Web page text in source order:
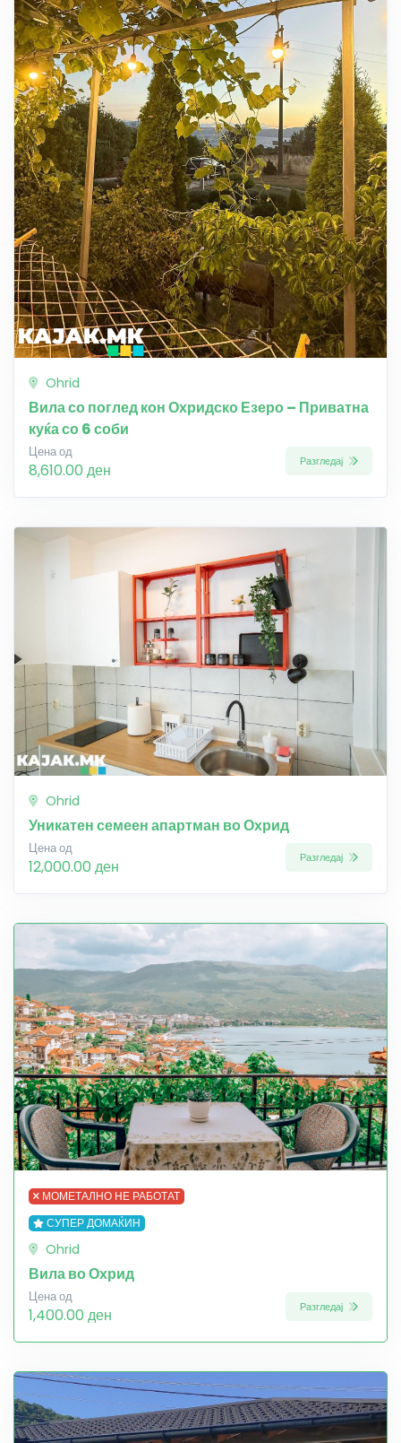
Ohrid
Вила со поглед кон Охридско Езеро – Приватна
куќа со 6 соби
Цена од
8,610.00 ден Разгледај
Ohrid
Уникатен семеен апартман во Охрид
Цена од
12,000.00 ден Разгледај
МОМЕТАЛНО НЕ РАБОТАТ
СУПЕР ДОМАЌИН
Ohrid
Вила во Охрид
Цена од
1,400.00 ден Разгледај